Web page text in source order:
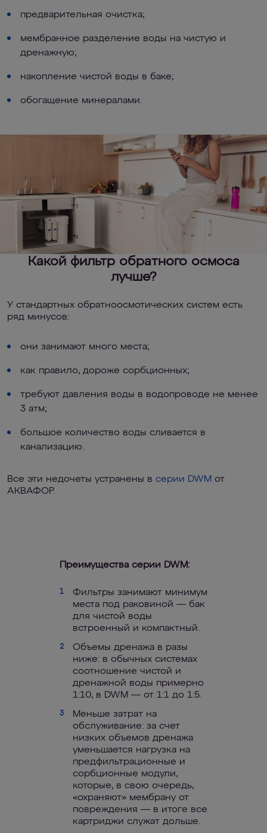
предварительная очистка;
мембранное разделение воды на чистую и
дренажную;
накопление чистой воды в баке;
обогащение минералами.
Какой фильтр обратного осмоса
лучше?
У стандартных обратноосмотических систем есть
ряд минусов:
они занимают много места;
как правило, дороже сорбционных;
требуют давления воды в водопроводе не менее
3 атм;
большое количество воды сливается в
канализацию.
Все эти недочеты устранены в серии DWM от
АКВАФОР.
Преимущества серии DWM:
1
Фильтры занимают минимум
места под раковиной — бак
для чистой воды
встроенный и компактный.
2
Объемы дренажа в разы
ниже: в обычных системах
соотношение чистой и
дренажной воды примерно
1:10, в DWM — от 1:1 до 1:5.
3
Меньше затрат на
обслуживание: за счет
низких объемов дренажа
уменьшается нагрузка на
предфильтрационные и
сорбционные модули,
которые, в свою очередь,
«охраняют» мембрану от
повреждения — в итоге все
картриджи служат дольше.